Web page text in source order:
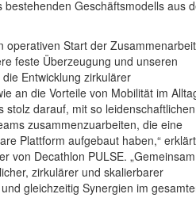
Geschäftsmodells aus
operativen Start der
feste Überzeugung und unseren
Entwicklung zirkulärer
an die Vorteile von Mobilität im
darauf, mit so leidenschaftlichen
zusammenzuarbeiten, die eine
Plattform aufgebaut haben,“ erklärt
von Decathlon PULSE. „Gemeinsam
zirkulärer und skalierbarer
gleichzeitig Synergien im